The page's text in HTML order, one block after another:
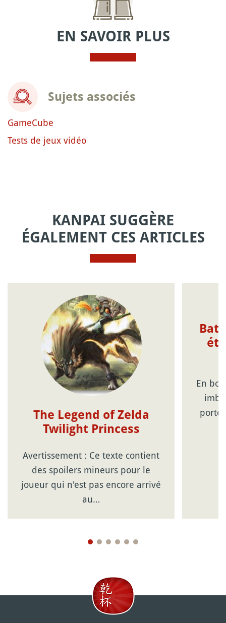
EN SAVOIR PLUS
Sujets associés
GameCube
Tests de jeux vidéo
KANPAI SUGGÈRE
ÉGALEMENT CES ARTICLES
The Legend of Zelda
Twilight Princess
Avertissement : Ce texte contient
des spoilers mineurs pour le
joueur qui n'est pas encore arrivé
au…
En
porté